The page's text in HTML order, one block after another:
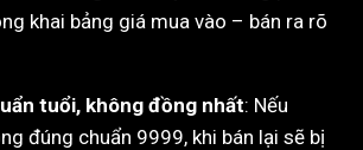
khai bảng giá mua vào – bán ra rõ
tuổi, không đồng nhất: Nếu
đúng chuẩn 9999, khi bán lại sẽ bị